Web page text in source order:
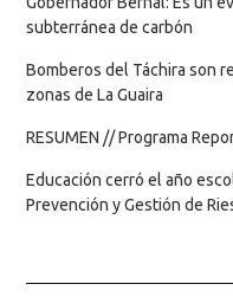
subterránea de carbón
Bomberos del Táchira son
zonas de La Guaira
RESUMEN // Programa
Educación cerró el año
Prevención y Gestión de